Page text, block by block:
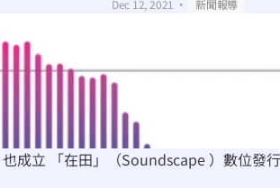
Dec 12, 2021 ・ 新聞報導
成立 「在田」（Soundscape ）數位